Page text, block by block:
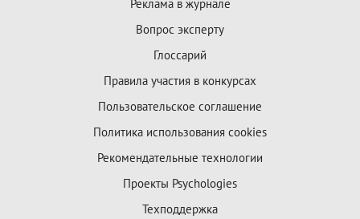
Реклама в журнале
Вопрос эксперту
Глоссарий
Правила участия в конкурсах
Пользовательское соглашение
Политика использования cookies
Рекомендательные технологии
Проекты Psychologies
Техподдержка